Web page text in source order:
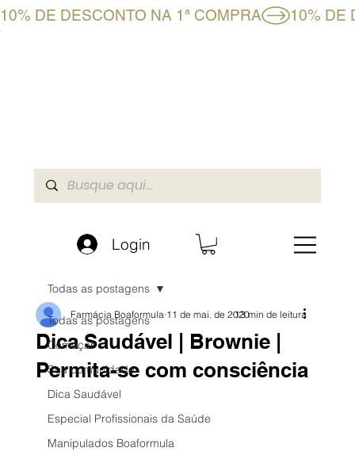
10% DE DESCONTO NA 1ª COMPRA
Login
Todas as postagens
Começar
Sua comunidade
Dica Saudável
Especial Profissionais da Saúde
Manipulados Boaformula
Todas as postagens
Dica Saudável | Brownie |
Permita-se com consciência
Farmácia Boaformula 11 de mai. de 202013 min de leitura